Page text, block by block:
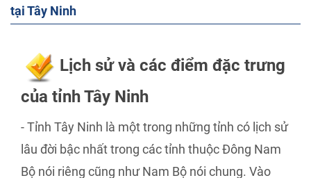
tại Tây Ninh
Lịch sử và các điểm đặc trưng
của tỉnh Tây Ninh
- Tỉnh Tây Ninh là một trong những tỉnh có lịch sử
lâu đời bậc nhất trong các tỉnh thuộc Đông Nam
Bộ nói riêng cũng như Nam Bộ nói chung. Vào